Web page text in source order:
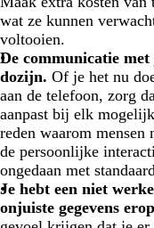
wat ze kunnen
voltooien.
De communicatie
dozijn. Of je het nu
aan de telefoon, zorg
aanpast bij elk
reden waarom mensen
de persoonlijke
ongedaan met
Je hebt een niet
onjuiste gegevens